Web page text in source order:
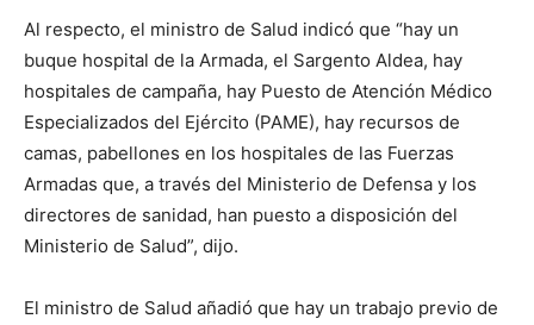
Al respecto, el ministro de Salud indicó que “hay un
buque hospital de la Armada, el Sargento Aldea, hay
hospitales de campaña, hay Puesto de Atención Médico
Especializados del Ejército (PAME), hay recursos de
camas, pabellones en los hospitales de las Fuerzas
Armadas que, a través del Ministerio de Defensa y los
directores de sanidad, han puesto a disposición del
Ministerio de Salud”, dijo.
El ministro de Salud añadió que hay un trabajo previo de